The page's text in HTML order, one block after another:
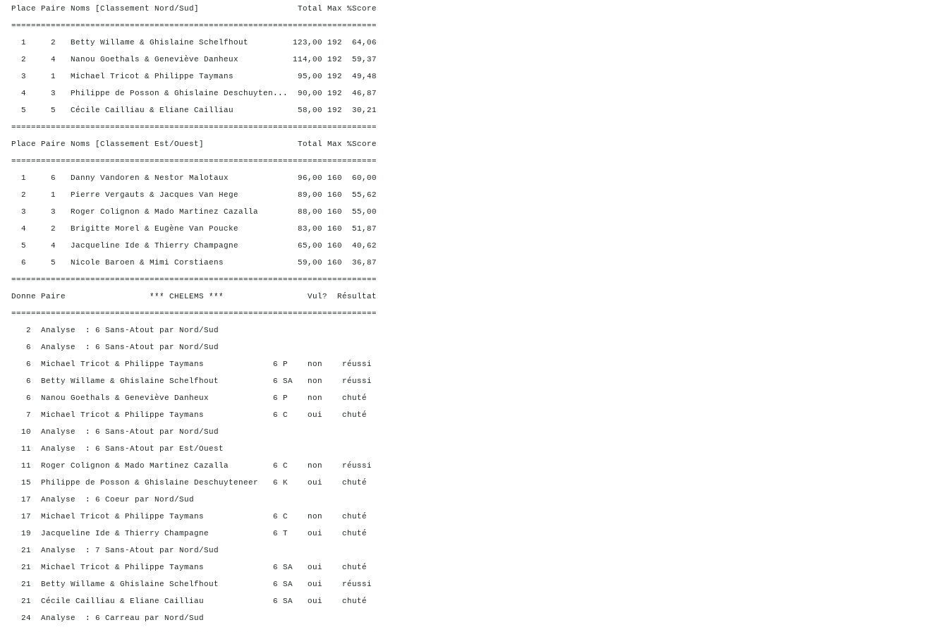
Place Paire Noms [Classement Nord/Sud] Total Max %Score
==========================================================================
1 2 Betty Willame & Ghislaine Schelfhout 123,00 192 64,06
2 4 Nanou Goethals & Geneviève Danheux 114,00 192 59,37
3 1 Michael Tricot & Philippe Taymans 95,00 192 49,48
4 3 Philippe de Posson & Ghislaine Deschuyten... 90,00 192 46,87
5 5 Cécile Cailliau & Eliane Cailliau 58,00 192 30,21
==========================================================================
Place Paire Noms [Classement Est/Ouest] Total Max %Score
==========================================================================
1 6 Danny Vandoren & Nestor Malotaux 96,00 160 60,00
2 1 Pierre Vergauts & Jacques Van Hege 89,00 160 55,62
3 3 Roger Colignon & Mado Martinez Cazalla 88,00 160 55,00
4 2 Brigitte Morel & Eugène Van Poucke 83,00 160 51,87
5 4 Jacqueline Ide & Thierry Champagne 65,00 160 40,62
6 5 Nicole Baroen & Mimi Corstiaens 59,00 160 36,87
==========================================================================
Donne Paire *** CHELEMS *** Vul? Résultat
==========================================================================
2 Analyse : 6 Sans-Atout par Nord/Sud
6 Analyse : 6 Sans-Atout par Nord/Sud
6 Michael Tricot & Philippe Taymans 6 P non réussi
6 Betty Willame & Ghislaine Schelfhout 6 SA non réussi
6 Nanou Goethals & Geneviève Danheux 6 P non chuté
7 Michael Tricot & Philippe Taymans 6 C oui chuté
10 Analyse : 6 Sans-Atout par Nord/Sud
11 Analyse : 6 Sans-Atout par Est/Ouest
11 Roger Colignon & Mado Martinez Cazalla 6 C non réussi
15 Philippe de Posson & Ghislaine Deschuyteneer 6 K oui chuté
17 Analyse : 6 Coeur par Nord/Sud
17 Michael Tricot & Philippe Taymans 6 C non chuté
19 Jacqueline Ide & Thierry Champagne 6 T oui chuté
21 Analyse : 7 Sans-Atout par Nord/Sud
21 Michael Tricot & Philippe Taymans 6 SA oui chuté
21 Betty Willame & Ghislaine Schelfhout 6 SA oui réussi
21 Cécile Cailliau & Eliane Cailliau 6 SA oui chuté
24 Analyse : 6 Carreau par Nord/Sud